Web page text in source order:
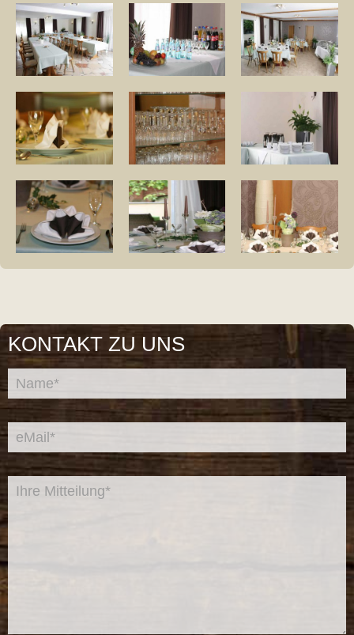
KONTAKT ZU UNS